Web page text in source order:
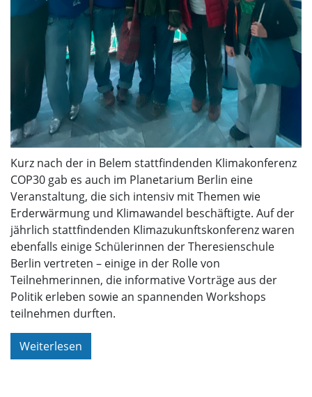
Kurz nach der in Belem stattfindenden Klimakonferenz
COP30 gab es auch im Planetarium Berlin eine
Veranstaltung, die sich intensiv mit Themen wie
Erderwärmung und Klimawandel beschäftigte. Auf der
jährlich stattfindenden Klimazukunftskonferenz waren
ebenfalls einige Schülerinnen der Theresienschule
Berlin vertreten – einige in der Rolle von
Teilnehmerinnen, die informative Vorträge aus der
Politik erleben sowie an spannenden Workshops
teilnehmen durften.
Weiterlesen